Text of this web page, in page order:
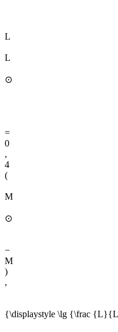
L
L
⊙
=
0
,
4
(
M
⊙
−
M
)
,
{\displaystyle \lg {\frac